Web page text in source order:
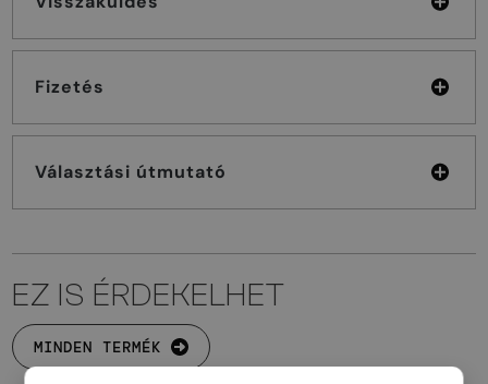
Fizetés
Választási útmutató
EZ IS ÉRDEKELHET
MINDEN TERMÉK